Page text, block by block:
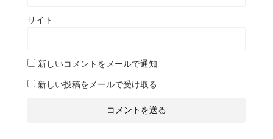
サイト
新しいコメントをメールで通知
新しい投稿をメールで受け取る